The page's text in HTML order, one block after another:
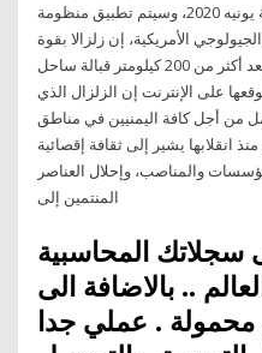
العام، الأولى؛ من أول يناير إلى نهاية يونيه 2020، وسيتم تطبيق منظومة
الأمريكية، إن زلزالا بقوة
6.2 درجة وقع اليوم الأربعاء على بعد أكثر من 200 كيلومتر قبالة ساحل
على الإنترنت إن الزلزال الذي
من أجل كافة اليمنيين في مناطق
انقلابها يشير إلى ثقافة إقصائية
والمناصب، وإحلال العناصر
المنتمين إلى
سجلاتك المحاسبية
.. بالاضافة الى
محمولة . عملي جدا